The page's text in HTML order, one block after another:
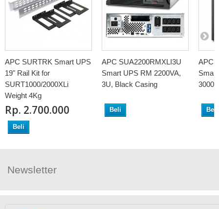
APC SURTRK Smart UPS
19" Rail Kit for
SURT1000/2000XLi
Weight 4Kg
Rp‎. 2.700.000
Beli
APC SUA2200RMXLI3U
Smart UPS RM 2200VA,
3U, Black Casing
Beli
APC
Beli
Newsletter